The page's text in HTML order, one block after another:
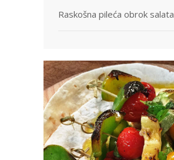
Pošaljite nam svoj recept
Raskošna pileća obrok salata